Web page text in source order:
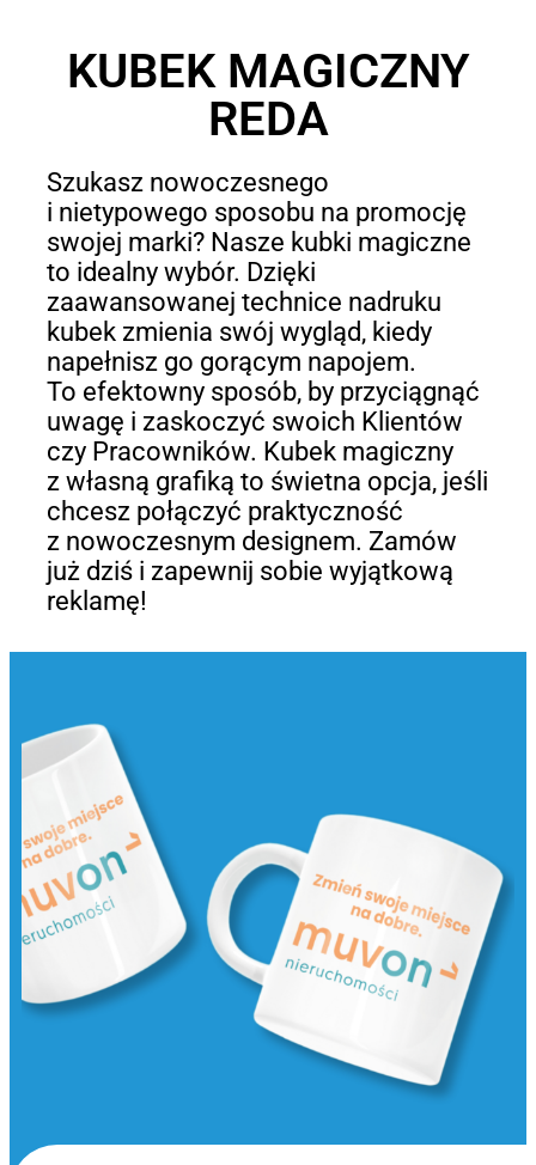
KUBEK MAGICZNY
REDA
Szukasz nowoczesnego
i nietypowego sposobu na promocję
swojej marki? Nasze kubki magiczne
to idealny wybór. Dzięki
zaawansowanej technice nadruku
kubek zmienia swój wygląd, kiedy
napełnisz go gorącym napojem.
To efektowny sposób, by przyciągnąć
uwagę i zaskoczyć swoich Klientów
czy Pracowników. Kubek magiczny
z własną grafiką to świetna opcja, jeśli
chcesz połączyć praktyczność
z nowoczesnym designem. Zamów
już dziś i zapewnij sobie wyjątkową
reklamę!